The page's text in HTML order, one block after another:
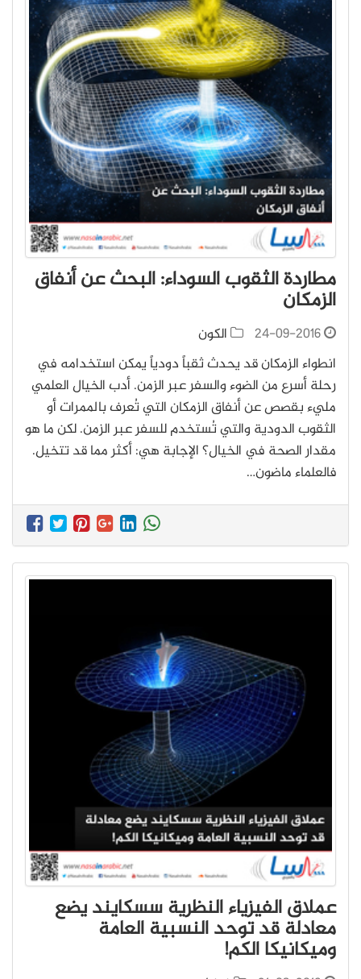
مطاردة الثقوب السوداء: البحث عن أنفاق
الزمكان
24-09-2016
الكون
انطواء الزمكان قد يحدث ثقباً دودياً يمكن استخدامه في
رحلة أسرع من الضوء والسفر عبر الزمن. أدب الخيال العلمي
مليء بقصص عن أنفاق الزمكان التي تُعرف بالممرات أو
الثقوب الدودية والتي تُستخدم للسفر عبر الزمن. لكن ما هو
مقدار الصحة في الخيال؟ الإجابة هي: أكثر مما قد تتخيل.
فالعلماء ماضون…
عملاق الفيزياء النظرية سسكايند يضع
معادلة قد توحد النسبية العامة
وميكانيكا الكم!